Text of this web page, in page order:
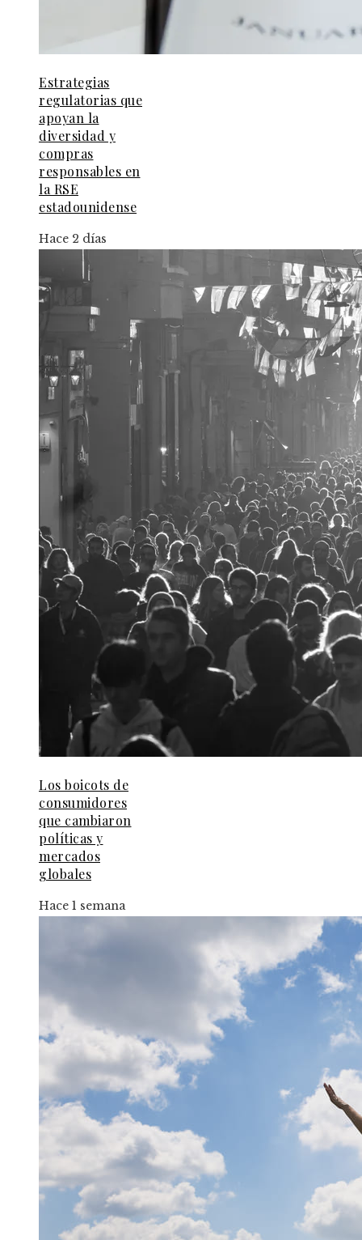
Estrategias
regulatorias que
apoyan la
diversidad y
compras
responsables en
la RSE
estadounidense
Hace 2 días
Los boicots de
consumidores
que cambiaron
políticas y
mercados
globales
Hace 1 semana